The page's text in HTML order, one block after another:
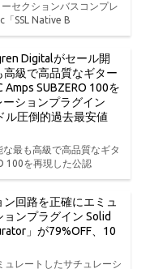
ーセクションバスコンプレ
SSL Native B
Digitalがセール開
級で高品質なギター
SUBZERO 100を
ションプラグイン
ル圧倒的過去最安値
最も高級で高品質なギタ
100を再現した公認
回路を正確にエミュ
ンプラグイン Solid
」が79%OFF、10
ュレートしたサチュレーシ